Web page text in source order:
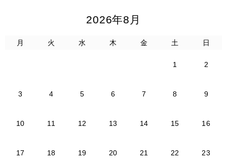
2026年8月
月 火 水 木 金 土 日
1 2
3 4 5 6 7 8 9
10 11 12 13 14 15 16
17 18 19 20 21 22 23